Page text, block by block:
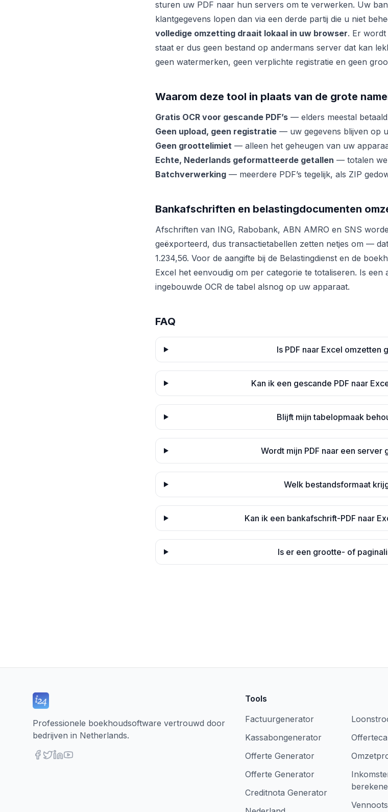
sturen uw PDF naar hun servers om te verwerken. Uw
klantgegevens lopen dan via een derde partij die u niet
volledige omzetting draait lokaal in uw browser. Er
staat er dus geen bestand op andermans server dat kan
geen watermerken, geen verplichte registratie en geen
Waarom deze tool in plaats van de grote
Gratis OCR voor gescande PDF’s — elders meestal
Geen upload, geen registratie — uw gegevens blijven op
Geen groottelimiet — alleen het geheugen van uw
Echte, Nederlands geformatteerde getallen — totalen
Batchverwerking — meerdere PDF’s tegelijk, als ZIP
Bankafschriften en belastingdocumenten
Afschriften van ING, Rabobank, ABN AMRO en SNS
geëxporteerd, dus transactietabellen zetten netjes om —
1.234,56. Voor de aangifte bij de Belastingdienst en de
Excel het eenvoudig om per categorie te totaliseren. Is een
ingebouwde OCR de tabel alsnog op uw apparaat.
FAQ
Is PDF naar Excel omzetten
Kan ik een gescande PDF naar
Blijft mijn tabelopmaak
Wordt mijn PDF naar een server
Welk bestandsformaat
Kan ik een bankafschrift-PDF naar
Is er een grootte- of
Professionele boekhoudsoftware vertrouwd door
bedrijven in Netherlands.
Tools
Factuurgenerator
Kassabongenerator
Offerte Generator
Offerte Generator
Creditnota Generator